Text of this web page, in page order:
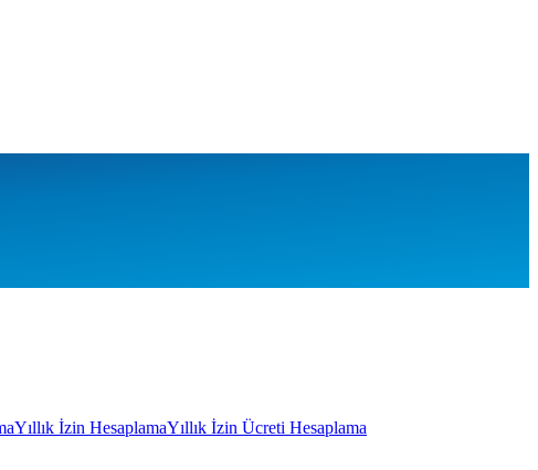
Yıllık İzin HesaplamaYıllık İzin Ücreti Hesaplama